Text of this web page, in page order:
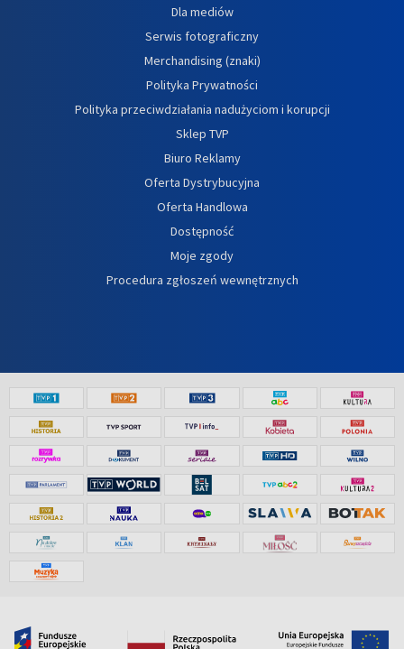
Dla mediów
Serwis fotograficzny
Merchandising (znaki)
Polityka Prywatności
Polityka przeciwdziałania nadużyciom i korupcji
Sklep TVP
Biuro Reklamy
Oferta Dystrybucyjna
Oferta Handlowa
Dostępność
Moje zgody
Procedura zgłoszeń wewnętrznych